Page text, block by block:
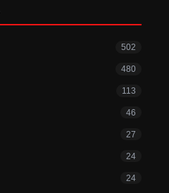
502
480
113
46
27
24
24